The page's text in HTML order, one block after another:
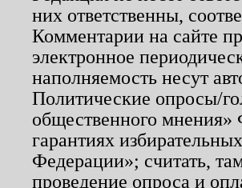
них ответственны,
Комментарии на сайте
электронное
наполняемость несут
Политические опросы/
общественного
гарантиях
Федерации»; считать,
проведение опроса и